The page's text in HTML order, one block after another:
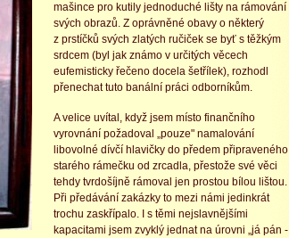
mašince pro kutily jednoduché lišty na rámování
svých obrazů. Z oprávněné obavy o některý
z prstíčků svých zlatých ručiček se byť s těžkým
srdcem (byl jak známo v určitých věcech
eufemisticky řečeno docela šetřílek), rozhodl
přenechat tuto banální práci odborníkům.
A velice uvítal, když jsem místo finančního
vyrovnání požadoval „pouze" namalování
libovolné dívčí hlavičky do předem připraveného
starého rámečku od zrcadla, přestože své věci
tehdy tvrdošíjně rámoval jen prostou bílou lištou.
Při předávání zakázky to mezi námi jedinkrát
trochu zaskřípalo. I s těmi nejslavnějšími
kapacitami jsem zvyklý jednat na úrovni „já pán -